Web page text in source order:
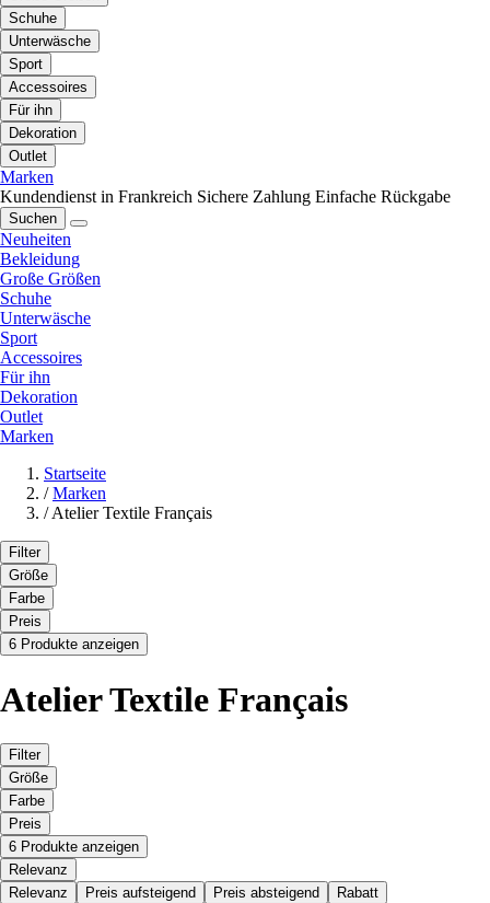
Schuhe
Unterwäsche
Sport
Accessoires
Für ihn
Dekoration
Outlet
Marken
Kundendienst in Frankreich Sichere Zahlung Einfache Rückgabe
Suchen
Neuheiten
Bekleidung
Große Größen
Schuhe
Unterwäsche
Sport
Accessoires
Für ihn
Dekoration
Outlet
Marken
Startseite
/ Marken
/ Atelier Textile Français
Filter
Größe
Farbe
Preis
6 Produkte anzeigen
Atelier Textile Français
Filter
Größe
Farbe
Preis
6 Produkte anzeigen
Relevanz
Relevanz
Preis aufsteigend Preis absteigend Rabatt